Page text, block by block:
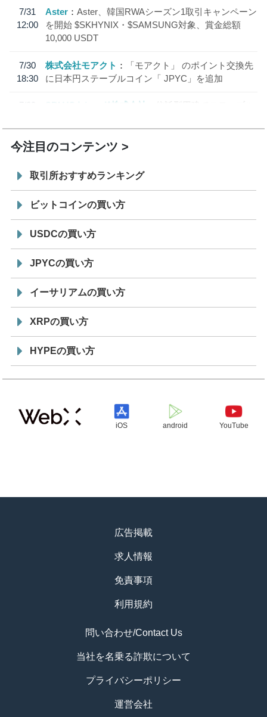
7/31
12:00
Aster
Aster、韓国RWAシーズン1取引キャンペーン
を開始 $SKHYNIX・$SAMSUNG対象、賞金総額
10,000 USDT
7/30
18:30
株式会社モアクト
「モアクト」 のポイント交換先
に日本円ステーブルコイン「 JPYC」を追加
7/29
SBI VCトレード株式会社
信託型円建てステーブル
今注目のコンテンツ
取引所おすすめランキング
ビットコインの買い方
USDCの買い方
JPYCの買い方
イーサリアムの買い方
XRPの買い方
HYPEの買い方
iOS android YouTube
広告掲載
求人情報
免責事項
利用規約
問い合わせ/Contact Us
当社を名乗る詐欺について
プライバシーポリシー
運営会社